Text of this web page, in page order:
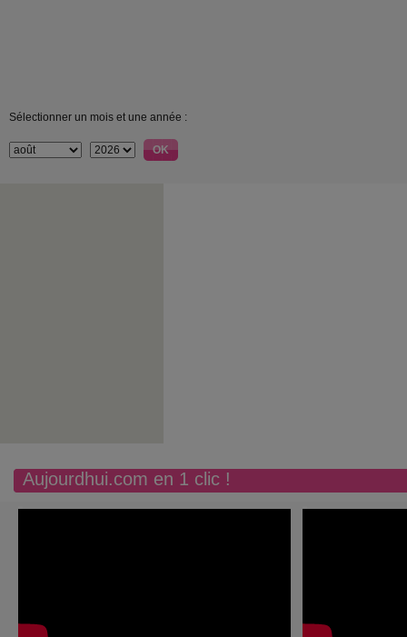
Sélectionner un mois et une année :
Aujourdhui.com en 1 clic !